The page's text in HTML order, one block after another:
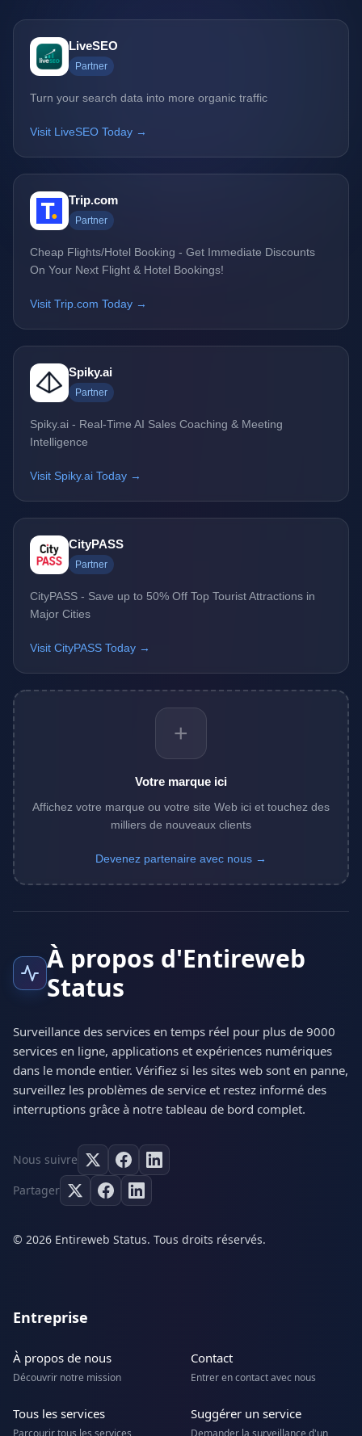
LiveSEO
Partner
Turn your search data into more organic traffic
Visit LiveSEO Today →
Trip.com
Partner
Cheap Flights/Hotel Booking - Get Immediate Discounts
On Your Next Flight & Hotel Bookings!
Visit Trip.com Today →
Spiky.ai
Partner
Spiky.ai - Real-Time AI Sales Coaching & Meeting
Intelligence
Visit Spiky.ai Today →
CityPASS
Partner
CityPASS - Save up to 50% Off Top Tourist Attractions in
Major Cities
Visit CityPASS Today →
+
Votre marque ici
Affichez votre marque ou votre site Web ici et touchez des
milliers de nouveaux clients
Devenez partenaire avec nous →
À propos d'Entireweb
Status
Surveillance des services en temps réel pour plus de 9000
services en ligne, applications et expériences numériques
dans le monde entier. Vérifiez si les sites web sont en panne,
surveillez les problèmes de service et restez informé des
interruptions grâce à notre tableau de bord complet.
Nous suivre
Partager
© 2026 Entireweb Status. Tous droits réservés.
Entreprise
À propos de nous
Découvrir notre mission
Contact
Entrer en contact avec nous
Tous les services Suggérer un service